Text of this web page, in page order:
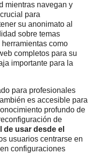
mientras navegan y
para
su anonimato al
sobre temas
como
completos para su
importante para la
para profesionales
es accesible para
profundo de
de
de usar desde el
usuarios centrarse en
configuraciones